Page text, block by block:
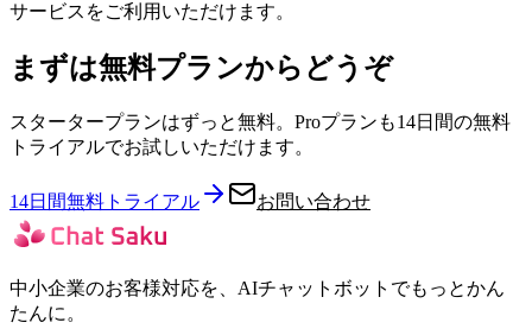
サービスをご利用いただけます。
まずは無料プランからどうぞ
スタータープランはずっと無料。Proプランも14日間の無料
トライアルでお試しいただけます。
14日間無料トライアル お問い合わせ
中小企業のお客様対応を、AIチャットボットでもっとかん
たんに。